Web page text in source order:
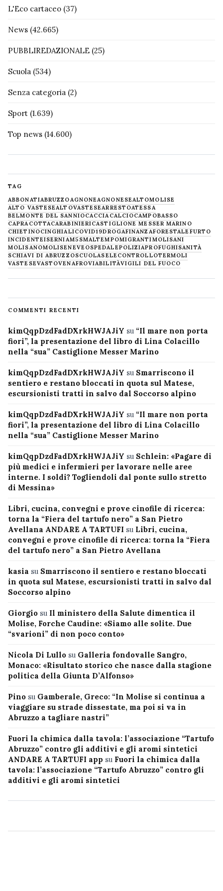
L'Eco cartaceo (37)
News (42.665)
PUBBLIREDAZIONALE (25)
Scuola (534)
Senza categoria (2)
Sport (1.639)
Top news (14.600)
TAG
ABBONATIABRUZZOAGNONEAGNONESEALTOMOLISE
ALTO VASTESEALTOVASTESEARRESTOATESSA
BELMONTE DEL SANNIOCACCIA CALCIOCAMPOBASSO
CAPRACOTTACARABINIERICASTIGLIONE MESSER MARINO
CHIETINOCINGHIALICOVID19DROGAFINANZAFORESTALE FURTO
INCIDENTEISERNIAM5SMALTEMPOMIGRANTIMOLISANI
MOLISANOMOLISENEVE OSPEDALEPOLIZIAPROFUGHISANITÀ
SCHIAVI DI ABRUZZOSCUOLASELECONTROLLOTERMOLI
VASTESEVASTOVENAFROVIABILITÀVIGILI DEL FUOCO
COMMENTI RECENTI
kimQqpDzdFadDXrkHWJAJiY su “Il mare non porta
fiori”, la presentazione del libro di Lina Colacillo
nella “sua” Castiglione Messer Marino
kimQqpDzdFadDXrkHWJAJiY su Smarriscono il
sentiero e restano bloccati in quota sul Matese,
escursionisti tratti in salvo dal Soccorso alpino
kimQqpDzdFadDXrkHWJAJiY su “Il mare non porta
fiori”, la presentazione del libro di Lina Colacillo
nella “sua” Castiglione Messer Marino
kimQqpDzdFadDXrkHWJAJiY su Schlein: «Pagare di
più medici e infermieri per lavorare nelle aree
interne. I soldi? Togliendoli dal ponte sullo stretto
di Messina»
Libri, cucina, convegni e prove cinofile di ricerca:
torna la “Fiera del tartufo nero” a San Pietro
Avellana ANDARE A TARTUFI su Libri, cucina,
convegni e prove cinofile di ricerca: torna la “Fiera
del tartufo nero” a San Pietro Avellana
kasia su Smarriscono il sentiero e restano bloccati
in quota sul Matese, escursionisti tratti in salvo dal
Soccorso alpino
Giorgio su Il ministero della Salute dimentica il
Molise, Forche Caudine: «Siamo alle solite. Due
“svarioni” di non poco conto»
Nicola Di Lullo su Galleria fondovalle Sangro,
Monaco: «Risultato storico che nasce dalla stagione
politica della Giunta D’Alfonso»
Pino su Gamberale, Greco: “In Molise si continua a
viaggiare su strade dissestate, ma poi si va in
Abruzzo a tagliare nastri”
Fuori la chimica dalla tavola: l’associazione “Tartufo
Abruzzo” contro gli additivi e gli aromi sintetici
ANDARE A TARTUFI app su Fuori la chimica dalla
tavola: l’associazione “Tartufo Abruzzo” contro gli
additivi e gli aromi sintetici